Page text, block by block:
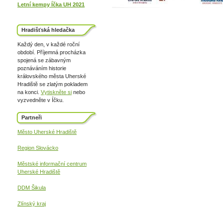
Letní kempy Íčka UH 2021
Hradišťská hledačka
Každý den, v každé roční
období. Příjemná procházka
spojená se zábavným
poznáváním historie
královského města Uherské
Hradiště se zlatým pokladem
na konci. Vytiskněte si nebo
vyzvedněte v Íčku.
Partneři
Město Uherské Hradiště
Region Slovácko
Městské informační centrum
Uherské Hradiště
DDM Šikula
Zlínský kraj